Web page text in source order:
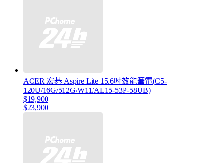
ACER 宏碁 Aspire Lite 15.6吋效能筆電(C5-
120U/16G/512G/W11/AL15-53P-58UB)
$19,900
$23,900